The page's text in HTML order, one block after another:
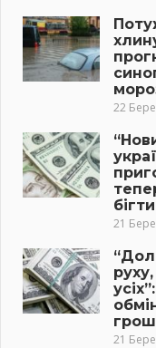
22
21
21